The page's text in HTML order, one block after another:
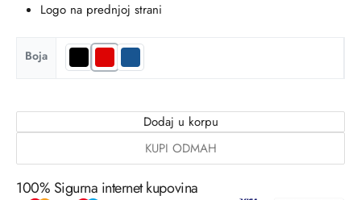
Logo na prednjoj strani
Boja
Dodaj u korpu
KUPI ODMAH
100% Sigurna internet kupovina